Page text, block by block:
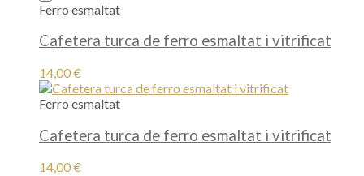
Ferro esmaltat
Cafetera turca de ferro esmaltat i vitrificat
14,00€
Ferro esmaltat
Cafetera turca de ferro esmaltat i vitrificat
14,00€